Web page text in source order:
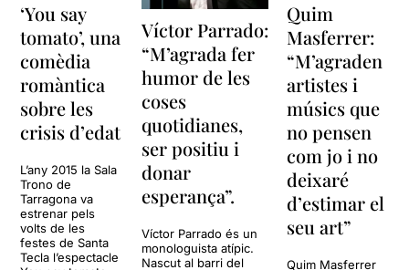
‘You say
tomato’, una
comèdia
romàntica
sobre les
crisis d’edat
L’any 2015 la Sala
Trono de
Tarragona va
estrenar pels
volts de les
festes de Santa
Tecla l’espectacle
Víctor Parrado:
“M’agrada fer
humor de les
coses
quotidianes,
ser positiu i
donar
esperança”.
Víctor Parrado és un
monologuista atípic.
Nascut al barri del
Quim
Masferrer:
“M’agraden
artistes i
músics que
no pensen
com jo i no
deixaré
d’estimar el
seu art”
Quim Masferrer